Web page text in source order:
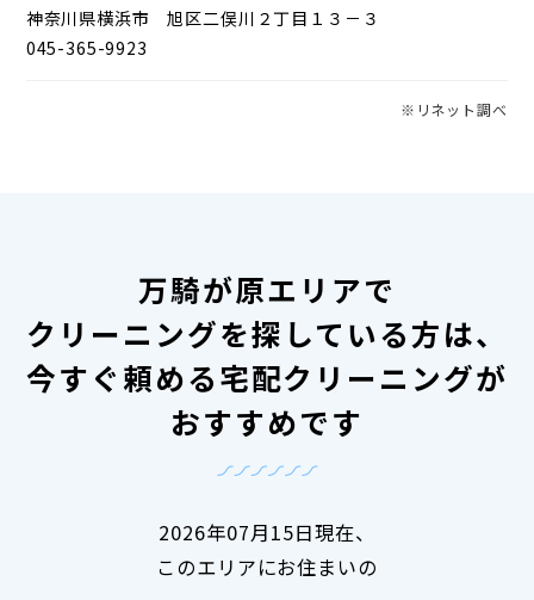
神奈川県横浜市 旭区二俣川２丁目１３－３
045-365-9923
※リネット調べ
万騎が原エリアで
クリーニングを探している方は、
今すぐ頼める宅配クリーニングが
おすすめです
2026年07月15日現在、
このエリアにお住まいの